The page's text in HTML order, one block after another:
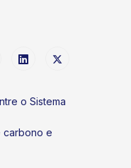
o Sistema
carbono e